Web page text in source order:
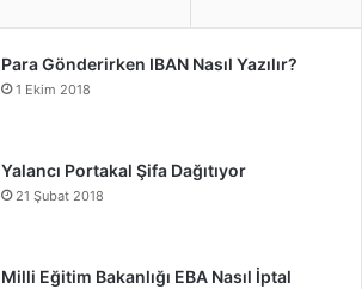
Para Gönderirken IBAN Nasıl Yazılır?
1 Ekim 2018
Yalancı Portakal Şifa Dağıtıyor
21 Şubat 2018
Milli Eğitim Bakanlığı EBA Nasıl İptal